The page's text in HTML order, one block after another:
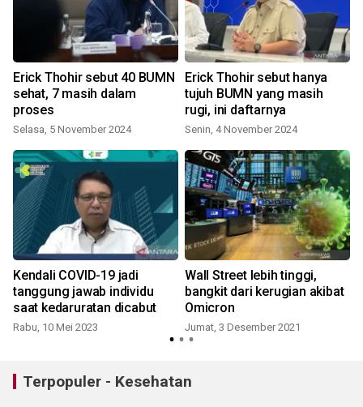
Erick Thohir sebut 40 BUMN
sehat, 7 masih dalam
proses
Selasa, 5 November 2024
Erick Thohir sebut hanya
tujuh BUMN yang masih
rugi, ini daftarnya
Senin, 4 November 2024
Kendali COVID-19 jadi
tanggung jawab individu
saat kedaruratan dicabut
Rabu, 10 Mei 2023
Wall Street lebih tinggi,
bangkit dari kerugian akibat
Omicron
Jumat, 3 Desember 2021
Terpopuler - Kesehatan